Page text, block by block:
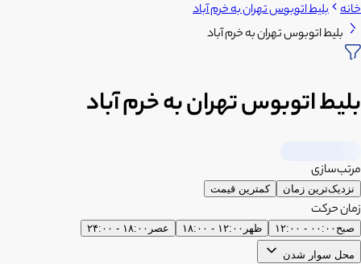
خانه بلیط اتوبوس تهران به خرم آباد
بلیط اتوبوس تهران به خرم آباد
بلیط اتوبوس تهران به خرم آباد
مرتب‌سازی
نزدیک‌ترین زمان کمترین قیمت
زمان حرکت
صبح ۰۰:۰۰ - ۱۲:۰۰ ظهر ۱۲:۰۰ - ۱۸:۰۰ عصر ۱۸:۰۰ - ۲۴:۰۰
محل سوار شدن